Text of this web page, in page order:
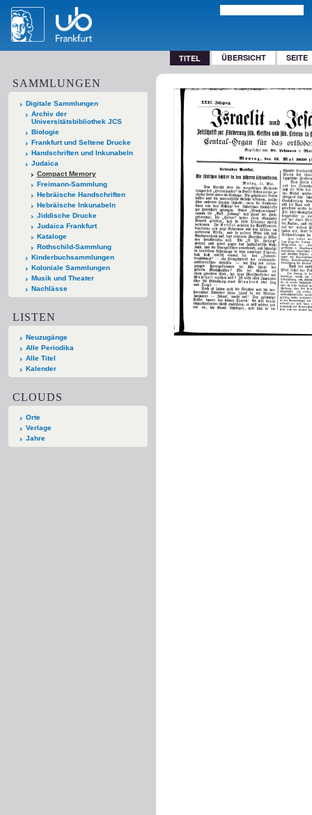
TITEL ÜBERSICHT SEITE
SAMMLUNGEN
Digitale Sammlungen
Archiv der
Universitätsbibliothek JCS
Biologie
Frankfurt und Seltene Drucke
Handschriften und Inkunabeln
Judaica
Compact Memory
Freimann-Sammlung
Hebräische Handschriften
Hebräische Inkunabeln
Jiddische Drucke
Judaica Frankfurt
Kataloge
Rothschild-Sammlung
Kinderbuchsammlungen
Koloniale Sammlungen
Musik und Theater
Nachlässe
LISTEN
Neuzugänge
Alle Periodika
Alle Titel
Kalender
CLOUDS
Orte
Verlage
Jahre